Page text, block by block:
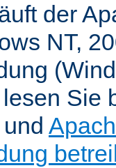
der
NT,
Sie
und